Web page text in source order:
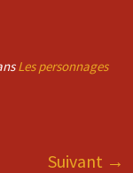
Les personnages
Suivant →